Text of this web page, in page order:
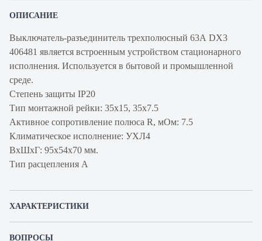
ОПИСАНИЕ
Выключатель-разъединитель трехполюсный 63А DX3
406481 является встроенным устройством стационарного
исполнения. Используется в бытовой и промышленной
среде.
Степень защиты IP20
Тип монтажной рейки: 35х15, 35х7.5
Активное сопротивление полюса R, мОм: 7.5
Климатическое исполнение: УХЛ4
ВхШхГ: 95х54х70 мм.
Тип расцепления А
ХАРАКТЕРИСТИКИ
ВОПРОСЫ